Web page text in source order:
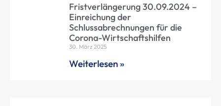
Fristverlängerung 30.09.2024 –
Einreichung der
Schlussabrechnungen für die
Corona-Wirtschaftshilfen
30. März 2025
Weiterlesen »